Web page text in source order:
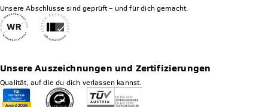
Unsere Abschlüsse sind geprüft – und für dich gemacht.
Unsere Auszeichnungen und Zertifizierungen
Qualität, auf die du dich verlassen kannst.